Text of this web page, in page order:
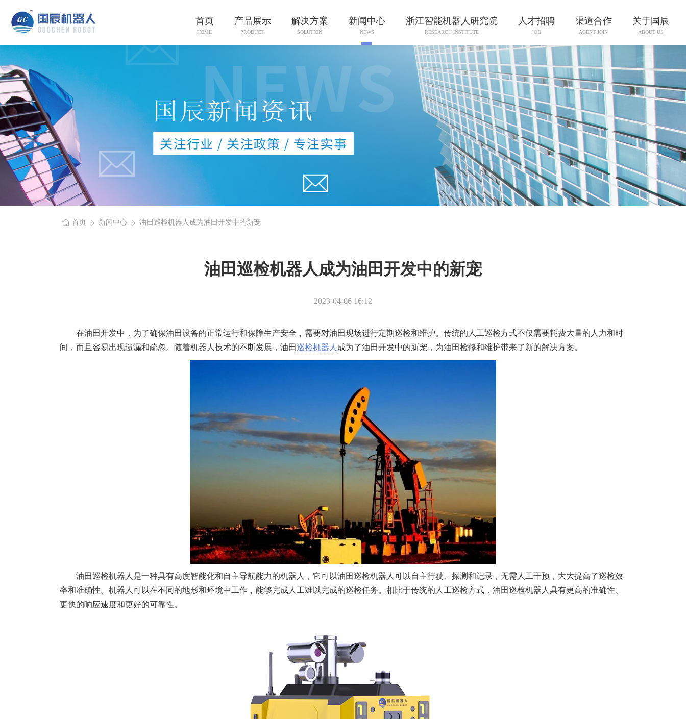
首页
HOME
产品展示
PRODUCT
解决方案
SOLUTION
新闻中心
NEWS
浙江智能机器人研究院
RESEARCH INSTITUTE
人才招聘
JOB
渠道合作
AGENT JOIN
关于国辰
ABOUT US
首页 新闻中心 油田巡检机器人成为油田开发中的新宠
油田巡检机器人成为油田开发中的新宠
2023-04-06 16:12
在油田开发中，为了确保油田设备的正常运行和保障生产安全，需要对油田现场进行定期巡检和维护。传统的人工巡检方式不仅需要耗费大量的人力和时
间，而且容易出现遗漏和疏忽。随着机器人技术的不断发展，油田巡检机器人 成为了油田开发中的新宠，为油田检修和维护带来了新的解决方案。
油田巡检机器人是一种具有高度智能化和自主导航能力的机器人，它可以油田巡检机器人可以自主行驶、探测和记录，无需人工干预，大大提高了巡检效
率和准确性。机器人可以在不同的地形和环境中工作，能够完成人工难以完成的巡检任务。相比于传统的人工巡检方式，油田巡检机器人具有更高的准确性、
更快的响应速度和更好的可靠性。